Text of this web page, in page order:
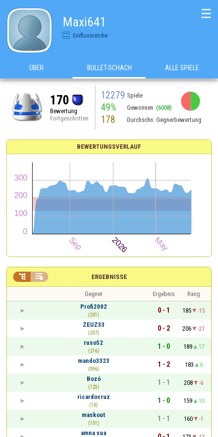
Maxi641
Einflussreiche
☰
ÜBER BULLET-SCHACH ALLE SPIELE
170
Bewertung
Fortgeschritten
12279 Spiele
49% Gewonnen (6008)
178 Durchschn. Gegnerbewertung
BEWERTUNGSVERLAUF
ERGEBNISSE
 
Gegner Ergebnis
Rang
Profi2002
(201)
0 - 1 185
-15
ZEUZ33
(257)
0 - 2 206
-21
ruso52
(216)
1 - 0 189
17
mando3323
(396)
1 - 2 183
6
Bozó
(123)
1 - 1 208
-6
ricardocruz
(10)
1 - 0 159
10
maskout
(151)
1 - 1 160
-1
amna sua